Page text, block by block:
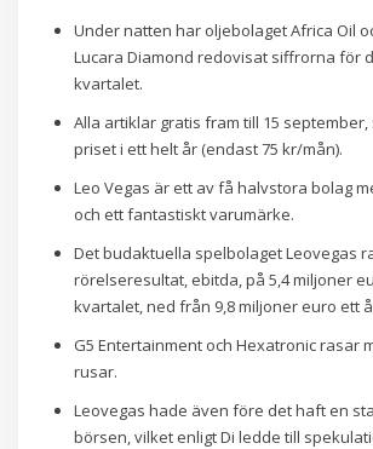
Under natten har oljebolaget Africa Oil
Lucara Diamond redovisat siffrorna för
kvartalet.
Alla artiklar gratis fram till 15
priset i ett helt år (endast 75 kr/mån).
Leo Vegas är ett av få halvstora bolag
och ett fantastiskt varumärke.
Det budaktuella spelbolaget Leovegas
rörelseresultat, ebitda, på 5,4 miljoner
kvartalet, ned från 9,8 miljoner euro ett
G5 Entertainment och Hexatronic rasar
rusar.
Leovegas hade även före det haft en
börsen, vilket enligt Di ledde till